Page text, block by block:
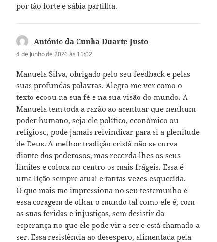
por tão forte e sábia partilha.
António da Cunha Duarte Justo
4 de Junho de 2026 às 11:02
Manuela Silva, obrigado pelo seu feedback e pelas
suas profundas palavras. Alegra-me ver como o
texto ecoou na sua fé e na sua visão do mundo. A
Manuela tem toda a razão ao acentuar que nenhum
poder humano, seja ele político, económico ou
religioso, pode jamais reivindicar para si a plenitude
de Deus. A melhor tradição cristã não se curva
diante dos poderosos, mas recorda-lhes os seus
limites e coloca no centro os mais frágeis. Essa é
uma lição sempre atual e tantas vezes esquecida.
O que mais me impressiona no seu testemunho é
essa coragem de olhar o mundo tal como ele é, com
as suas feridas e injustiças, sem desistir da
esperança no que ele pode vir a ser e está chamado a
ser. Essa resistência ao desespero, alimentada pela